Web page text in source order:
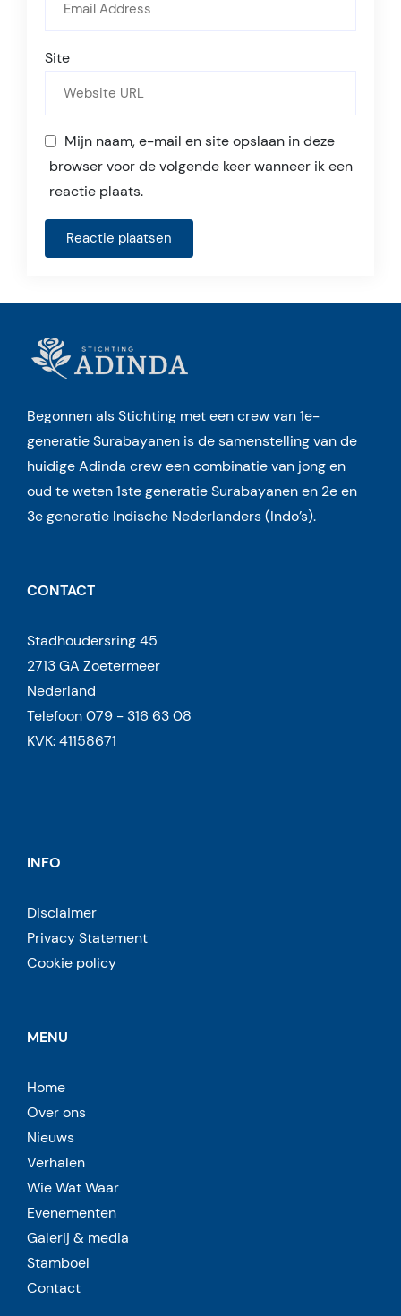
Site
Mijn naam, e-mail en site opslaan in deze
browser voor de volgende keer wanneer ik een
reactie plaats.
Begonnen als Stichting met een crew van 1e-
generatie Surabayanen is de samenstelling van de
huidige Adinda crew een combinatie van jong en
oud te weten 1ste generatie Surabayanen en 2e en
3e generatie Indische Nederlanders (Indo’s).
CONTACT
Stadhoudersring 45
2713 GA Zoetermeer
Nederland
Telefoon 079 - 316 63 08
KVK: 41158671
INFO
Disclaimer
Privacy Statement
Cookie policy
MENU
Home
Over ons
Nieuws
Verhalen
Wie Wat Waar
Evenementen
Galerij & media
Stamboel
Contact